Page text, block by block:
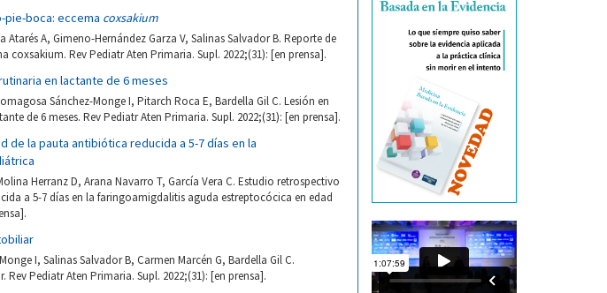
pie-boca: eccema coxsakium
A, Gimeno-Hernández Garza V, Salinas Salvador B. Reporte de
Rev Pediatr Aten Primaria. Supl. 2022;(31): [en prensa].
en lactante de 6 meses
Sánchez-Monge I, Pitarch Roca E, Bardella Gil C. Lesión en
de 6 meses. Rev Pediatr Aten Primaria. Supl. 2022;(31): [en prensa].
la pauta antibiótica reducida a 5-7 días en la
Herranz D, Arana Navarro T, García Vera C. Estudio retrospectivo
a 5-7 días en la faringoamigdalitis aguda estreptocócica en edad
I, Salinas Salvador B, Carmen Marcén G, Bardella Gil C.
Pediatr Aten Primaria. Supl. 2022;(31): [en prensa].